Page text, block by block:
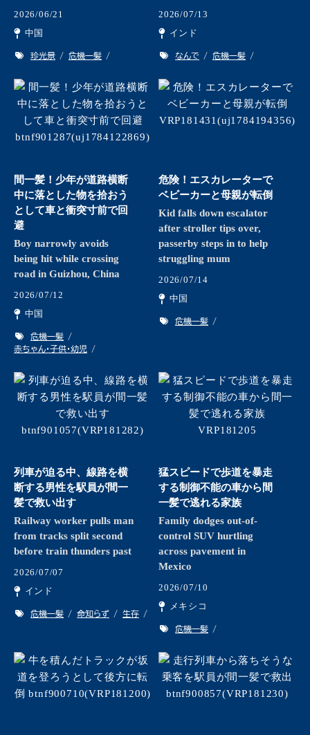
2026/06/21
中国
珍光景 危機一髪
2026/07/13
インド
なんで 危機一髪
間一髪！少年が道路横断
中に落とした物を拾おう
として車と衝突寸前で回
避
Boy narrowly avoids
being hit while crossing
road in Guizhou, China
2026/07/12
中国
危機一髪
赤ちゃん・子供・幼児
危険！エスカレーターで
ベビーカーと母親が転倒
Kid falls down escalator
after stroller tips over,
passerby steps in to help
struggling mum
2026/07/14
中国
危機一髪
列車が迫る中、線路を横
断する男性を駅員が間一
髪で救い出す
Railway worker pulls man
from tracks split second
before train thunders past
2026/07/07
インド
危機一髪 命知らず 生存
猛スピードで歩道を暴走
する制御不能の車から間
一髪で逃れる家族
Family dodges out-of-
control SUV hurtling
across pavement in
Mexico
2026/07/10
メキシコ
危機一髪